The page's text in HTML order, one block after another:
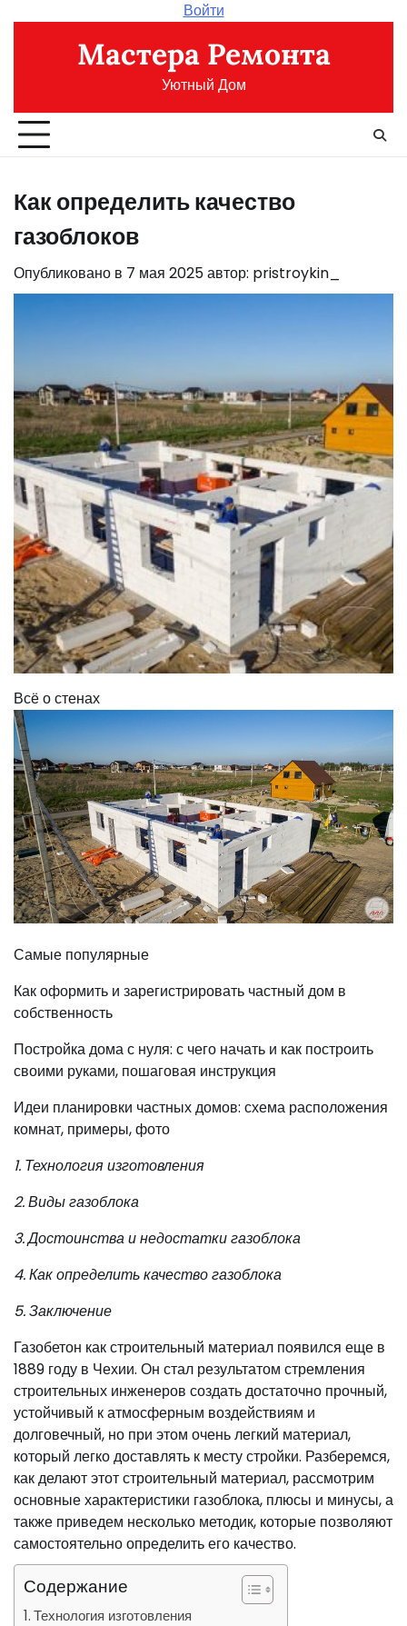
содержимому
Войти
Мастера Ремонта
Уютный Дом
Как определить качество
газоблоков
Опубликовано в 7 мая 2025автор: pristroykin_
Всё о стенах
Самые популярные
Как оформить и зарегистрировать частный дом в
собственность
Постройка дома с нуля: с чего начать и как построить
своими руками, пошаговая инструкция
Идеи планировки частных домов: схема расположения
комнат, примеры, фото
1. Технология изготовления
2. Виды газоблока
3. Достоинства и недостатки газоблока
4. Как определить качество газоблока
5. Заключение
Газобетон как строительный материал появился еще в
1889 году в Чехии. Он стал результатом стремления
строительных инженеров создать достаточно прочный,
устойчивый к атмосферным воздействиям и
долговечный, но при этом очень легкий материал,
который легко доставлять к месту стройки. Разберемся,
как делают этот строительный материал, рассмотрим
основные характеристики газоблока, плюсы и минусы, а
также приведем несколько методик, которые позволяют
самостоятельно определить его качество.
Содержание
Технология изготовления